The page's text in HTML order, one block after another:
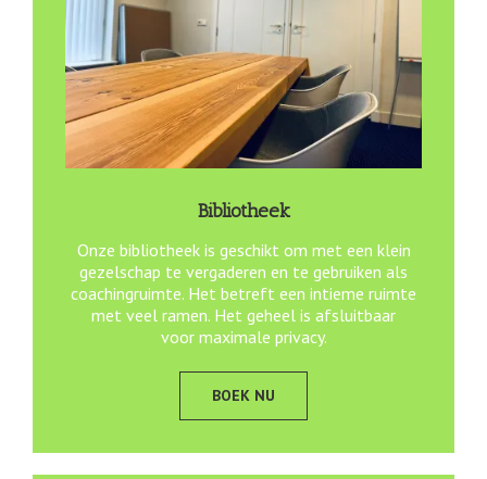
Bibliotheek
Onze bibliotheek is geschikt om met een klein
gezelschap te vergaderen en te gebruiken als
coachingruimte. Het betreft een intieme ruimte
met veel ramen. Het geheel is afsluitbaar
voor maximale privacy.
BOEK NU